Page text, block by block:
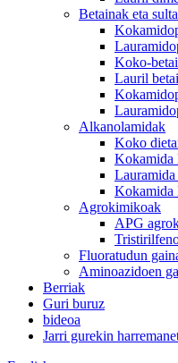
Betainak eta
Koko-
Lauril
Alkanolamidak
Koko
Agrokimikoak
APG
Fluoratudun
Aminoazidoen
Berriak
Guri buruz
bideoa
Jarri gurekin